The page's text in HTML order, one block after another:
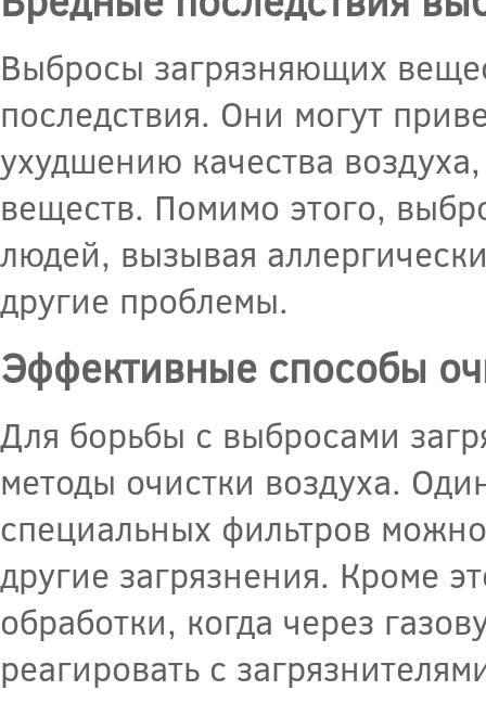
Выбросы загрязняющих
последствия. Они могут
ухудшению качества
веществ. Помимо этого,
людей, вызывая
другие проблемы.
Эффективные способы
Для борьбы с выбросами
методы очистки воздуха.
специальных фильтров
другие загрязнения. Кроме
обработки, когда через
реагировать с